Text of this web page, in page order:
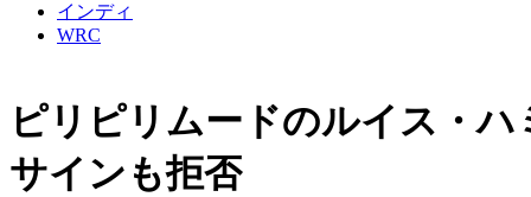
インディ
WRC
ピリピリムードのルイス・
サインも拒否